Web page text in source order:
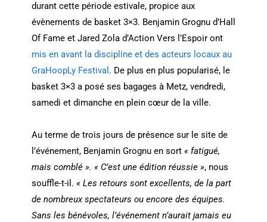
durant cette période estivale, propice aux
évènements de basket 3×3. Benjamin Grognu d’Hall
Of Fame et Jared Zola d’Action Vers l’Espoir ont
mis en avant la discipline et des acteurs locaux au
GraHoopLy Festival . De plus en plus popularisé, le
basket 3×3 a posé ses bagages à Metz, vendredi,
samedi et dimanche en plein cœur de la ville.
Au terme de trois jours de présence sur le site de
l’événement, Benjamin Grognu en sort « fatigué,
mais comblé ». « C’est une édition réussie », nous
souffle-t-il. « Les retours sont excellents, de la part
de nombreux spectateurs ou encore des équipes.
Sans les bénévoles, l’événement n’aurait jamais eu